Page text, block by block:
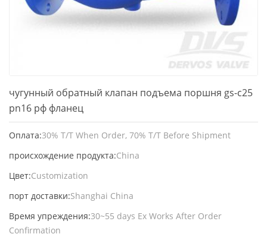
чугунный обратный клапан подъема поршня gs-c25
pn16 рф фланец
Оплата:30% T/T When Order, 70% T/T Before Shipment
происхождение продукта:China
Цвет:Customization
порт доставки:Shanghai China
Время упреждения:30~55 days Ex Works After Order
Confirmation